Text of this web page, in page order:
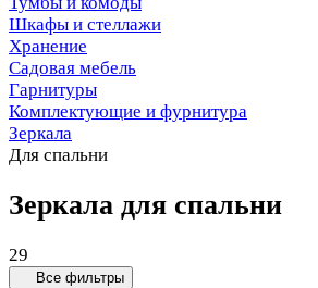
Шкафы и стеллажи
Хранение
Садовая мебель
Гарнитуры
Комплектующие и фурнитура
Зеркала
Для спальни
Зеркала для спальни
29
Все фильтры